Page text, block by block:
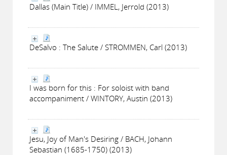
Dallas (Main Title) / IMMEL, Jerrold (2013)
DeSalvo : The Salute / STROMMEN, Carl (2013)
I was born for this : For soloist with band
accompaniment / WINTORY, Austin (2013)
Jesu, Joy of Man's Desiring / BACH, Johann
Sebastian (1685-1750) (2013)